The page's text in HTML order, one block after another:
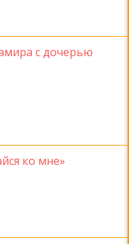
с дочерью
ко мне»